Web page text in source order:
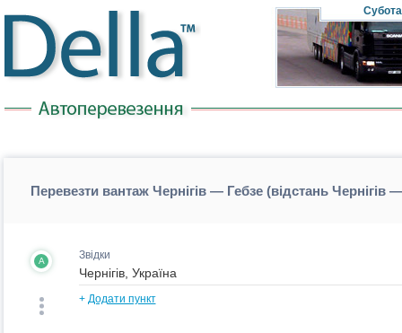
Субота
Перевезти вантаж Чернігів — Гебзе (відстань Чернігів
A Звідки
+ Додати пункт